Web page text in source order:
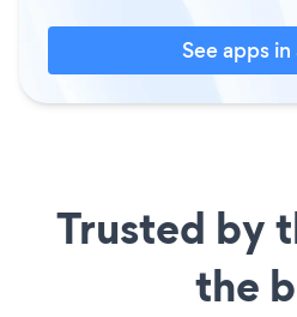
See apps
Trusted by
the